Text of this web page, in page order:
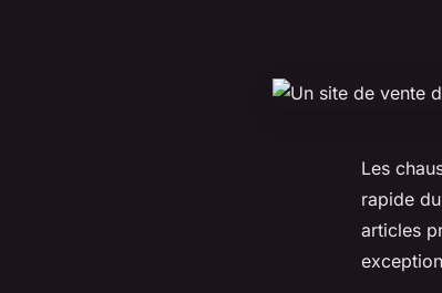
Les
rapide
articles